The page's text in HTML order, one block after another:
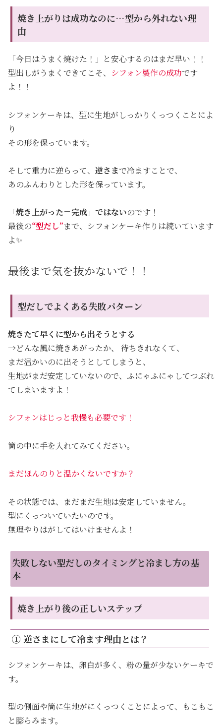
焼き上がりは成功なのに…型から外れない理
由
「今日はうまく焼けた！」と安心するのはまだ早い！！
型出しがうまくできてこそ、 シフォン製作の成功です
よ！！
シフォンケーキは、型に生地がしっかりくっつくことによ
り
その形を保っています。
そして重力に逆らって、 逆さまで冷ますことで、
あのふんわりとした形を保っています。
「焼き上がった＝完成」ではないのです！
最後の“型だし”まで、シフォンケーキ作りは続いています
よ✨
最後まで気を抜かないで！！
型だしでよくある失敗パターン
焼きたて早くに型から出そうとする
→どんな風に焼きあがったか、 待ちきれなくて、
まだ温かいのに出そうとしてしまうと、
生地がまだ安定していないので、ふにゃふにゃしてつぶれ
てしまいますよ！
シフォンはじっと我慢も必要です！
筒の中に手を入れてみてください。
まだほんのりと温かくないですか？
その状態では、まだまだ生地は安定していません。
型にくっついていたいのです。
無理やりはがしてはいけませんよ！
失敗しない型だしのタイミングと冷まし方の基
本
焼き上がり後の正しいステップ
① 逆さまにして冷ます理由とは？
シフォンケーキは、卵白が多く、粉の量が少ないケーキで
す。
型の側面や筒に生地がにくっつくことによって、もこもこ
と膨らみます。